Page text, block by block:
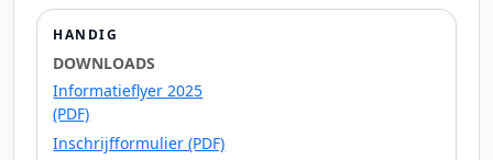
HANDIG
DOWNLOADS
Informatieflyer 2025
(PDF)
Inschrijfformulier (PDF)